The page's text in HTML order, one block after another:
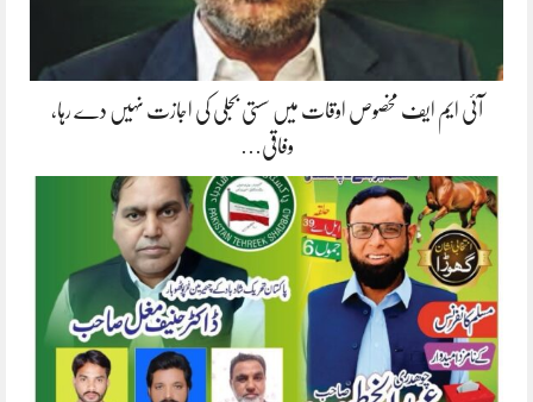
آئی ایم ایف مخصوص اوقات میں سستی بجلی کی اجازت نہیں دے رہا،
وفاقی…